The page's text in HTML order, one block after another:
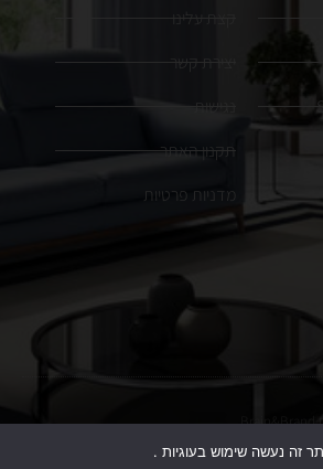
קצת עלינו
יצירת קשר
נגישות
תקנון האתר
מדניות פרטיות
Brain&Brand
זה נעשה שימוש בעוגיות .